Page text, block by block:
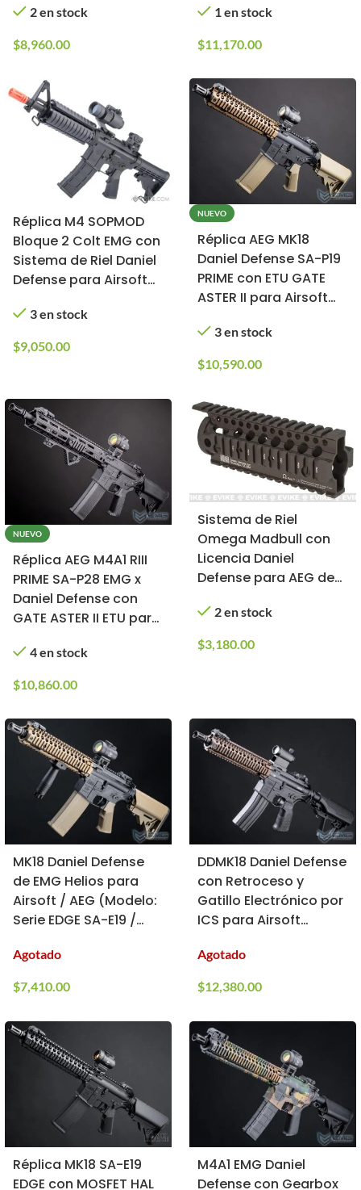
2 en stock
$8,960.00
Dark Earth)
1 en stock
$11,170.00
Réplica M4 SOPMOD
Bloque 2 Colt EMG con
Sistema de Riel Daniel
Defense para Airsoft
3 en stock
$9,050.00
NUEVO
Réplica AEG MK18
Daniel Defense SA-P19
PRIME con ETU GATE
ASTER II para Airsoft
3 en stock
$10,590.00
NUEVO
Réplica AEG M4A1 RIII
PRIME SA-P28 EMG x
Daniel Defense con
GATE ASTER II ETU para
4 en stock
$10,860.00
Sistema de Riel
Omega Madbull con
Licencia Daniel
Defense para AEG de
7″)2 en stock
$3,180.00
MK18 Daniel Defense
de EMG Helios para
Airsoft / AEG (Modelo:
Serie EDGE SA-E19 /
Agotado
$7,410.00
DDMK18 Daniel Defense
con Retroceso y
Gatillo Electrónico por
ICS para Airsoft
Earth)
Agotado
$12,380.00
Réplica MK18 SA-E19
EDGE con MOSFET HAL
M4A1 EMG Daniel
Defense con Gearbox